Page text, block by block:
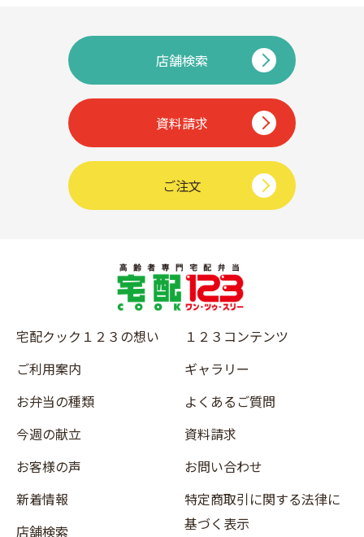
店舗検索
資料請求
ご注文
宅配クック１２３の想い
ご利用案内
お弁当の種類
今週の献立
お客様の声
新着情報
店舗検索
１２３コンテンツ
ギャラリー
よくあるご質問
資料請求
お問い合わせ
特定商取引に関する法律に
基づく表示